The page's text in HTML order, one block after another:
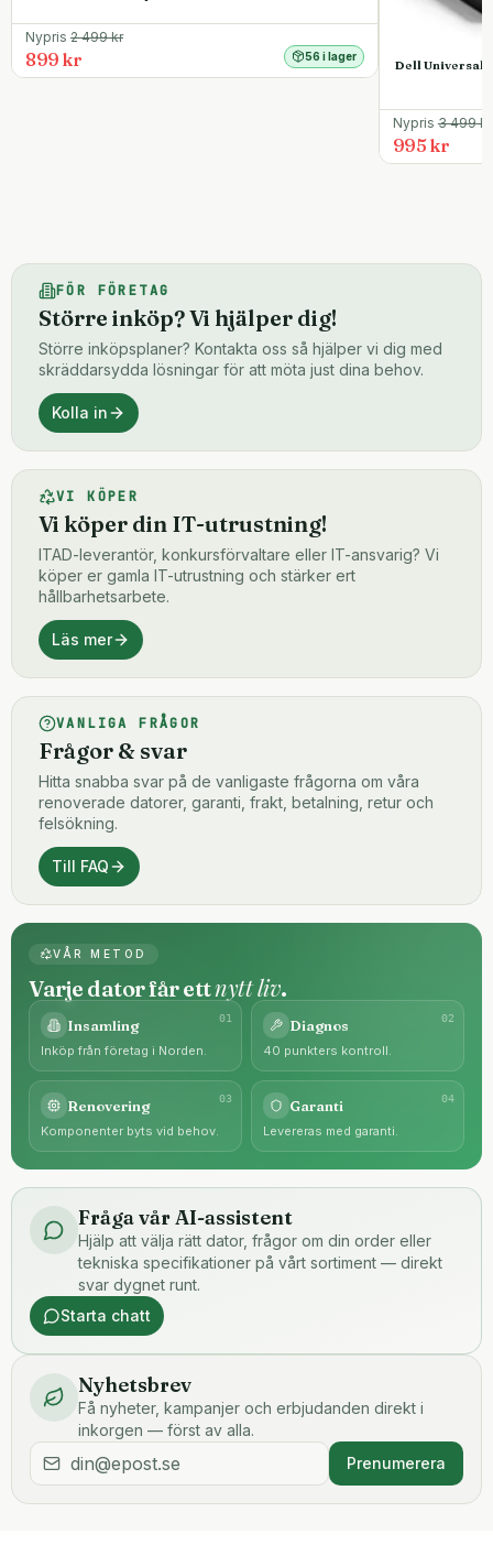
Nypris 2 499kr
899 kr 56 i lager
Dell Universal
Nypris3 499kr
995 kr
FÖR FÖRETAG
Större inköp? Vi hjälper dig!
Större inköpsplaner? Kontakta oss så hjälper vi dig med
skräddarsydda lösningar för att möta just dina behov.
Kolla in
VI KÖPER
Vi köper din IT-utrustning!
ITAD-leverantör, konkursförvaltare eller IT-ansvarig? Vi
köper er gamla IT-utrustning och stärker ert
hållbarhetsarbete.
Läs mer
VANLIGA FRÅGOR
Frågor & svar
Hitta snabba svar på de vanligaste frågorna om våra
renoverade datorer, garanti, frakt, betalning, retur och
felsökning.
Till FAQ
VÅR METOD
Varje dator får ettnytt liv.
01
Insamling
Inköp från företag i Norden.
02
Diagnos
40 punkters kontroll.
03
Renovering
Komponenter byts vid behov.
04
Garanti
Levereras med garanti.
Fråga vår AI-assistent
Hjälp att välja rätt dator, frågor om din order eller
tekniska specifikationer på vårt sortiment — direkt
svar dygnet runt.
Starta chatt
Nyhetsbrev
Få nyheter, kampanjer och erbjudanden direkt i
inkorgen — först av alla.
Prenumerera